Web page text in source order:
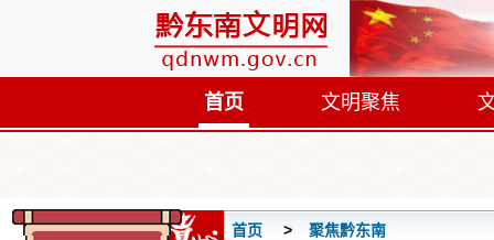
首页 文明聚焦
首页 聚焦黔东南